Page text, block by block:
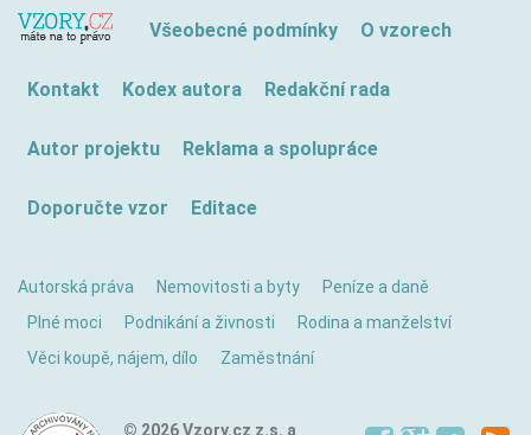
Všeobecné podmínky O vzorech
Kontakt Kodex autora Redakční rada
Autor projektu Reklama a spolupráce
Doporučte vzor Editace
Autorská práva Nemovitosti a byty
Peníze a daně
Plné moci
Podnikání a živnosti
Rodina a manželství
Věci koupě, nájem, dílo
Zaměstnání
© 2026 Vzory.cz z.s. a